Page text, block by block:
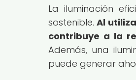
La iluminación
sostenible.Al
contribuye a la
Además, una
puede generar